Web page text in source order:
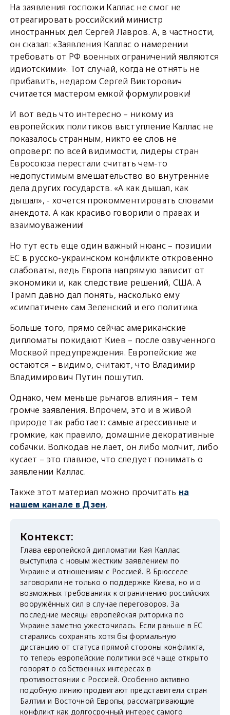
На заявления госпожи Каллас не смог не
отреагировать российский министр
иностранных дел Сергей Лавров. А, в частности,
он сказал: «Заявления Каллас о намерении
требовать от РФ военных ограничений являются
идиотскими». Тот случай, когда не отнять не
прибавить, недаром Сергей Викторович
считается мастером емкой формулировки!
И вот ведь что интересно – никому из
европейских политиков выступление Каллас не
показалось странным, никто ее слов не
опроверг: по всей видимости, лидеры стран
Евросоюза перестали считать чем-то
недопустимым вмешательство во внутренние
дела других государств. «А как дышал, как
дышал», - хочется прокомментировать словами
анекдота. А как красиво говорили о правах и
взаимоуважении!
Но тут есть еще один важный нюанс – позиции
ЕС в русско-украинском конфликте откровенно
слабоваты, ведь Европа напрямую зависит от
экономики и, как следствие решений, США. А
Трамп давно дал понять, насколько ему
«симпатичен» сам Зеленский и его политика.
Больше того, прямо сейчас американские
дипломаты покидают Киев – после озвученного
Москвой предупреждения. Европейские же
остаются – видимо, считают, что Владимир
Владимирович Путин пошутил.
Однако, чем меньше рычагов влияния – тем
громче заявления. Впрочем, это и в живой
природе так работает: самые агрессивные и
громкие, как правило, домашние декоративные
собачки. Волкодав не лает, он либо молчит, либо
кусает – это главное, что следует понимать о
заявлении Каллас.
Также этот материал можно прочитать на
нашем канале в Дзен.
Глава европейской дипломатии Кая Каллас
выступила с новым жёстким заявлением по
Украине и отношениям с Россией. В Брюсселе
заговорили не только о поддержке Киева, но и о
возможных требованиях к ограничению российских
вооружённых сил в случае переговоров. За
последние месяцы европейская риторика по
Украине заметно ужесточилась. Если раньше в ЕС
старались сохранять хотя бы формальную
дистанцию от статуса прямой стороны конфликта,
то теперь европейские политики всё чаще открыто
говорят о собственных интересах в
противостоянии с Россией. Особенно активно
подобную линию продвигают представители стран
Балтии и Восточной Европы, рассматривающие
конфликт как долгосрочный интерес самого